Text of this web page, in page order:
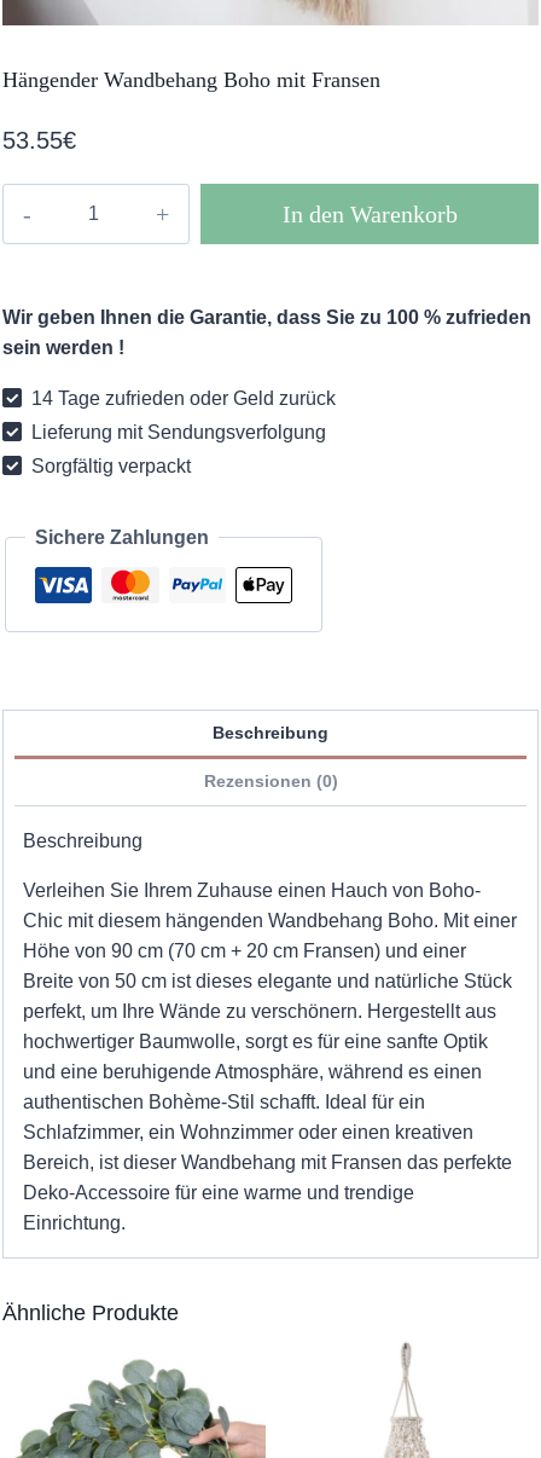
Hängender Wandbehang Boho mit Fransen
53.55€
Fransen
Menge
In den Warenkorb
Wir geben Ihnen die Garantie, dass Sie zu 100 % zufrieden
sein werden !
14 Tage zufrieden oder Geld zurück
Lieferung mit Sendungsverfolgung
Sorgfältig verpackt
Sichere Zahlungen
Beschreibung
Rezensionen (0)
Beschreibung
Verleihen Sie Ihrem Zuhause einen Hauch von Boho-
Chic mit diesem hängenden Wandbehang Boho. Mit einer
Höhe von 90 cm (70 cm + 20 cm Fransen) und einer
Breite von 50 cm ist dieses elegante und natürliche Stück
perfekt, um Ihre Wände zu verschönern. Hergestellt aus
hochwertiger Baumwolle, sorgt es für eine sanfte Optik
und eine beruhigende Atmosphäre, während es einen
authentischen Bohème-Stil schafft. Ideal für ein
Schlafzimmer, ein Wohnzimmer oder einen kreativen
Bereich, ist dieser Wandbehang mit Fransen das perfekte
Deko-Accessoire für eine warme und trendige
Einrichtung.
Ähnliche Produkte